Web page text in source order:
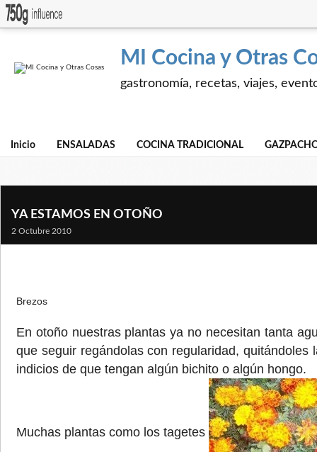
MI Cocina y Otras
gastronomía, recetas, viajes,
Inicio ENSALADAS COCINA TRADICIONAL
YA ESTAMOS EN OTOÑO
2 Octubre 2010
Brezos
En otoño nuestras plantas ya no necesitan tanta
que seguir regándolas con regularidad, quitándoles
indicios de que tengan algún bichito o algún hongo.
Muchas plantas como los tagetes